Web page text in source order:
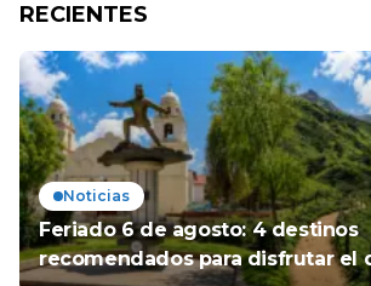
RECIENTES
Noticias
Feriado 6 de agosto: 4 destinos
recomendados para disfrutar el